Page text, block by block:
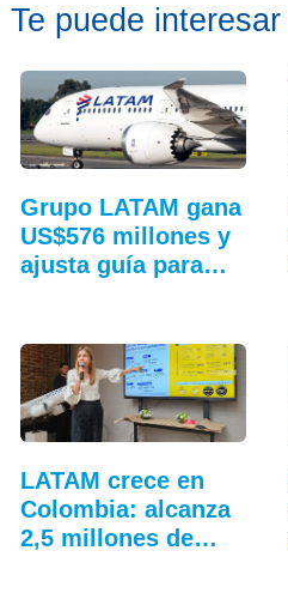
Te puede interesar
Grupo LATAM gana
US$576 millones y
ajusta guía para
LATAM crece en
Colombia: alcanza
2,5 millones de…